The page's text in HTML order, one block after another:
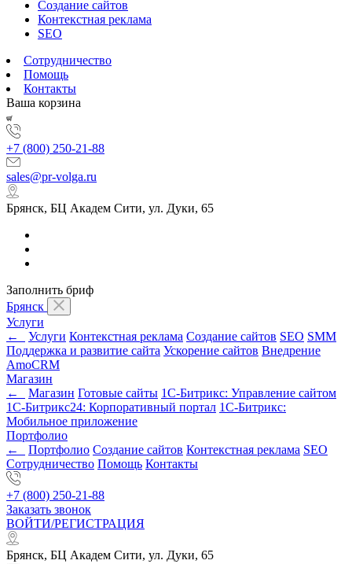
Создание сайтов
Контекстная реклама
SEO
Сотрудничество
Помощь
Контакты
Ваша корзина
+7 (800) 250-21-88
sales@pr-volga.ru
Брянск, БЦ Академ Сити, ул. Дуки, 65
Заполнить бриф
Брянск
Услуги
←
Услуги Контекстная реклама Создание сайтов SEO SMM
Поддержка и развитие сайта Ускорение сайтов Внедрение
AmoCRM
Магазин
←
Магазин Готовые сайты 1С-Битрикс: Управление сайтом
1С-Битрикс24: Корпоративный портал 1С-Битрикс:
Мобильное приложение
Портфолио
←
Портфолио Создание сайтов Контекстная реклама SEO
Сотрудничество Помощь Контакты
+7 (800) 250-21-88
Заказать звонок
ВОЙТИ/РЕГИСТРАЦИЯ
Брянск, БЦ Академ Сити, ул. Дуки, 65